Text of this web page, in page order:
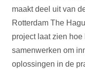
maakt deel uit van
Rotterdam The
project laat zien
samenwerken om
oplossingen in de